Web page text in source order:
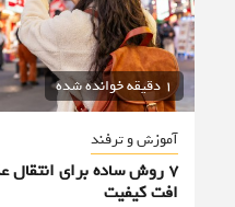
1 دقیقه خوانده شده
آموزش و ترفند
۷ روش ساده برای
افت کیفیت